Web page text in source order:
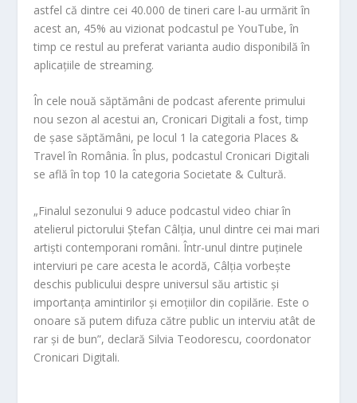
astfel că dintre cei 40.000 de tineri care l-au urmărit în
acest an, 45% au vizionat podcastul pe YouTube, în
timp ce restul au preferat varianta audio disponibilă în
aplicațiile de streaming.
În cele nouă săptămâni de podcast aferente primului
nou sezon al acestui an, Cronicari Digitali a fost, timp
de șase săptămâni, pe locul 1 la categoria Places &
Travel în România. În plus, podcastul Cronicari Digitali
se află în top 10 la categoria Societate & Cultură.
„Finalul sezonului 9 aduce podcastul video chiar în
atelierul pictorului Ștefan Câlția, unul dintre cei mai mari
artiști contemporani români. Într-unul dintre puținele
interviuri pe care acesta le acordă, Câlția vorbește
deschis publicului despre universul său artistic și
importanța amintirilor și emoțiilor din copilărie. Este o
onoare să putem difuza către public un interviu atât de
rar și de bun”, declară Silvia Teodorescu, coordonator
Cronicari Digitali.